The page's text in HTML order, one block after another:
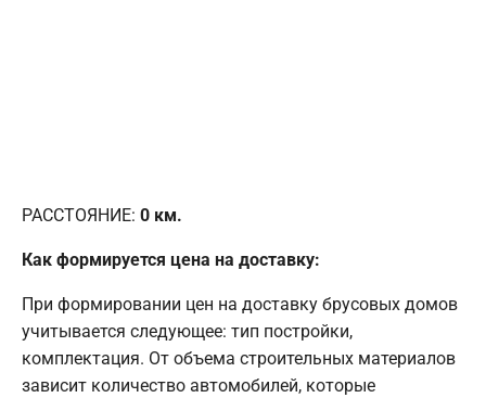
РАССТОЯНИЕ: 0 км.
Как формируется цена на доставку:
При формировании цен на доставку брусовых домов
учитывается следующее: тип постройки,
комплектация. От объема строительных материалов
зависит количество автомобилей, которые